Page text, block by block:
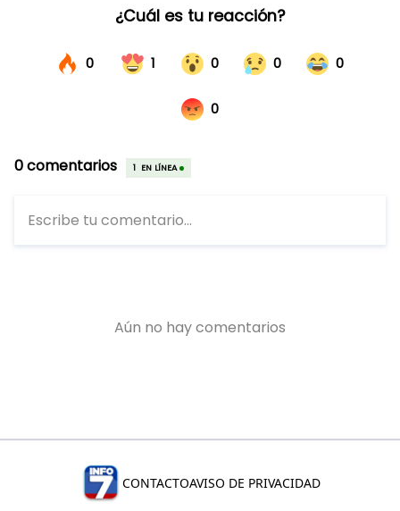
CONTACTOAVISO DE PRIVACIDAD